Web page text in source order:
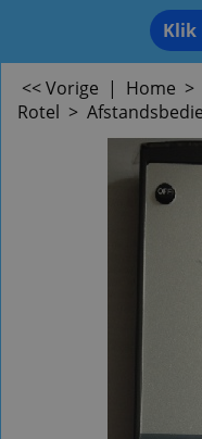
Klik
<< Vorige | Home >
Rotel >